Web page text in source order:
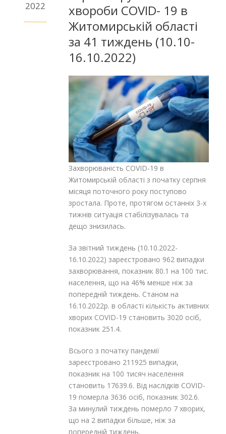
2022
хвороби COVID- 19 в
Житомирській області
за 41 тиждень (10.10-
16.10.2022)
Захворюваність COVID-19 в
Житомирській області з початку серпня
місяця поточного року поступово
зростала. Проте, протягом останніх 3-х
тижнів ситуація стабілізувалась та
дещо знизилась.
За звітний тиждень (10.10.2022-
16.10.2022) зареєстровано 962 випадки
захворювання, показник 80.1 на 100 тис.
населення, що на 46% менше ніж за
попередній тиждень. Станом на
16.10.2022р. в області кількість активних
хворих COVID-19 становить 3020 осіб,
показник 251.4.
Всього з початку пандемії
зареєстровано 211925 випадки,
показник на 100 тисяч населення
становить 17639.6. Від наслідків COVID-
19 померла 3636 осіб, показник 302.6.
За минулий тиждень померло 7 хворих,
що на 2 випадки більше, ніж за
попередній тиждень.